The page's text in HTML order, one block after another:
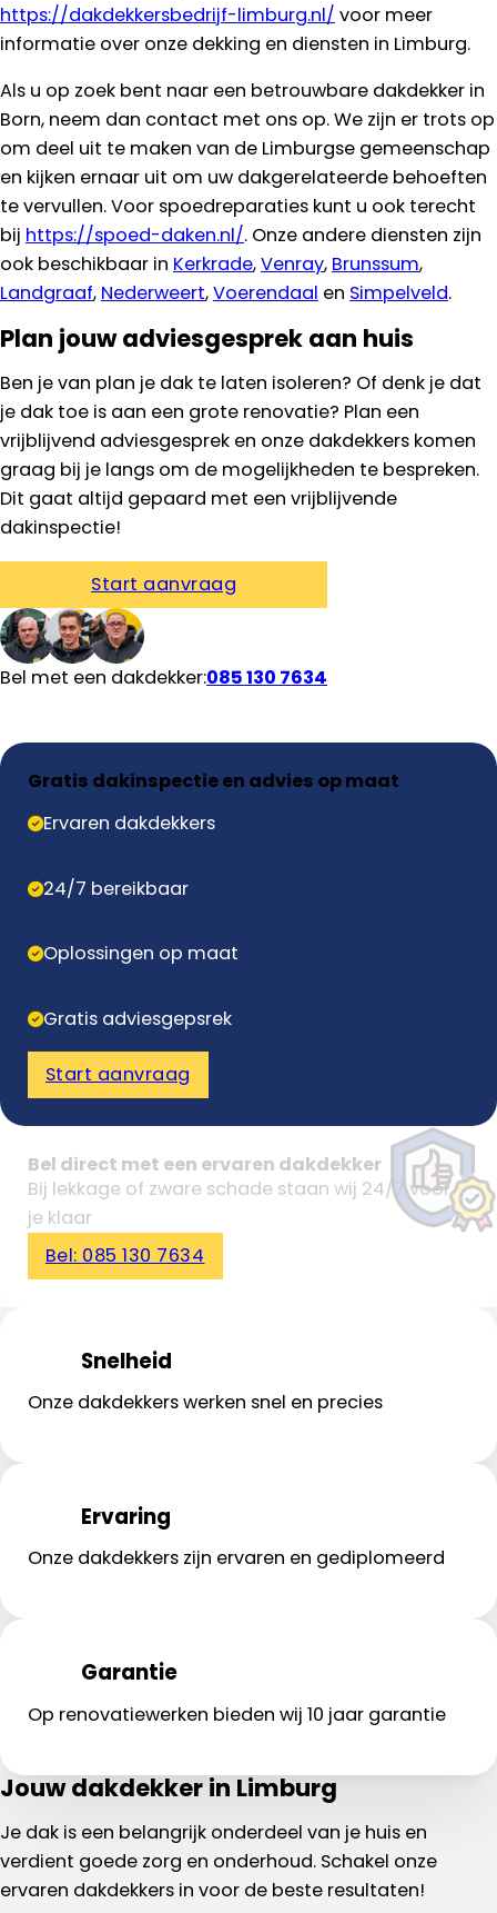
https://dakdekkersbedrijf-limburg.nl/ voor meer
informatie over onze dekking en diensten in Limburg.
Als u op zoek bent naar een betrouwbare dakdekker in
Born, neem dan contact met ons op. We zijn er trots op
om deel uit te maken van de Limburgse gemeenschap
en kijken ernaar uit om uw dakgerelateerde behoeften
te vervullen. Voor spoedreparaties kunt u ook terecht
bij https://spoed-daken.nl/. Onze andere diensten zijn
ook beschikbaar in Kerkrade,Venray, Brunssum,
Landgraaf, Nederweert,Voerendaal en Simpelveld.
Plan jouw adviesgesprek aan huis
Ben je van plan je dak te laten isoleren? Of denk je dat
je dak toe is aan een grote renovatie? Plan een
vrijblijvend adviesgesprek en onze dakdekkers komen
graag bij je langs om de mogelijkheden te bespreken.
Dit gaat altijd gepaard met een vrijblijvende
dakinspectie!
Start aanvraag
Bel met een dakdekker:085 130 7634
Gratis dakinspectie en advies op maat
Ervaren dakdekkers
24/7 bereikbaar
Oplossingen op maat
Gratis adviesgepsrek
Start aanvraag
Bel direct met een ervaren dakdekker
Bij lekkage of zware schade staan wij 24/7 voor
je klaar
Bel: 085 130 7634
Snelheid
Onze dakdekkers werken snel en precies
Ervaring
Onze dakdekkers zijn ervaren en gediplomeerd
Garantie
Op renovatiewerken bieden wij 10 jaar garantie
Jouw dakdekker in Limburg
Je dak is een belangrijk onderdeel van je huis en
verdient goede zorg en onderhoud. Schakel onze
ervaren dakdekkers in voor de beste resultaten!